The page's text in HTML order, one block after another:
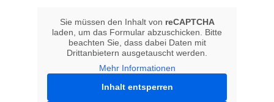
Sie müssen den Inhalt von reCAPTCHA
laden, um das Formular abzuschicken. Bitte
beachten Sie, dass dabei Daten mit
Drittanbietern ausgetauscht werden.
Mehr Informationen
Inhalt entsperren